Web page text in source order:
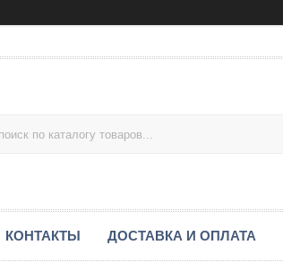
КОНТАКТЫ ДОСТАВКА И ОПЛАТА